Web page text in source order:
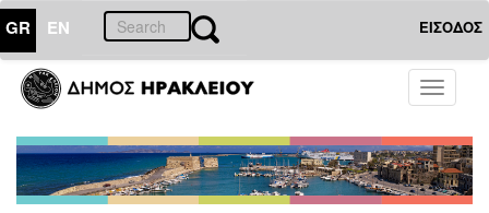
GR EN ΕΙΣΟΔΟΣ
Toggle
ΔΗΜΟΣ
Δελτία
Τύπου
Αρχείο